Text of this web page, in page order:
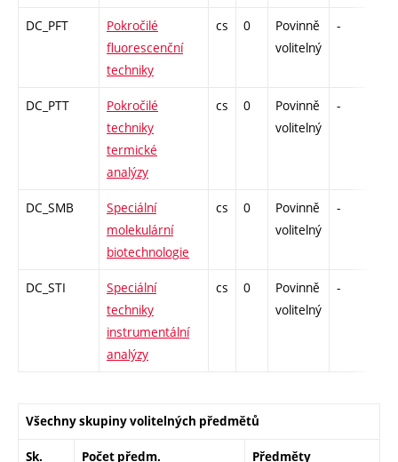
DC_PFT
Pokročilé
fluorescenční
techniky
cs 0
Povinně
volitelný
-
DC_PTT
Pokročilé
techniky
termické
analýzy
cs 0
Povinně
volitelný
-
DC_SMB
Speciální
molekulární
biotechnologie
cs 0
Povinně
volitelný
-
DC_STI
Speciální
techniky
instrumentální
analýzy
cs 0
Povinně
volitelný
-
Všechny skupiny volitelných předmětů
Sk. Počet předm. Předměty